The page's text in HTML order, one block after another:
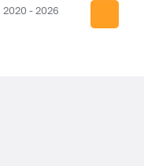
2020 -2026